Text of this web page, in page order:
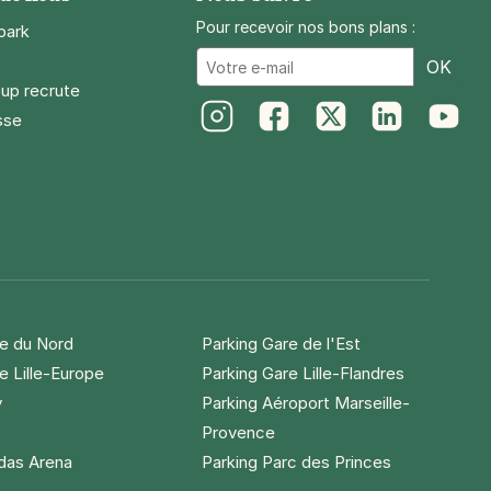
recrute
Pour recevoir nos bons plans :
OK
du Nord
Parking Gare de l'Est
Lille-Europe
Parking Gare Lille-Flandres
Parking Aéroport Marseille-
Provence
Arena Parking Parc des Princes